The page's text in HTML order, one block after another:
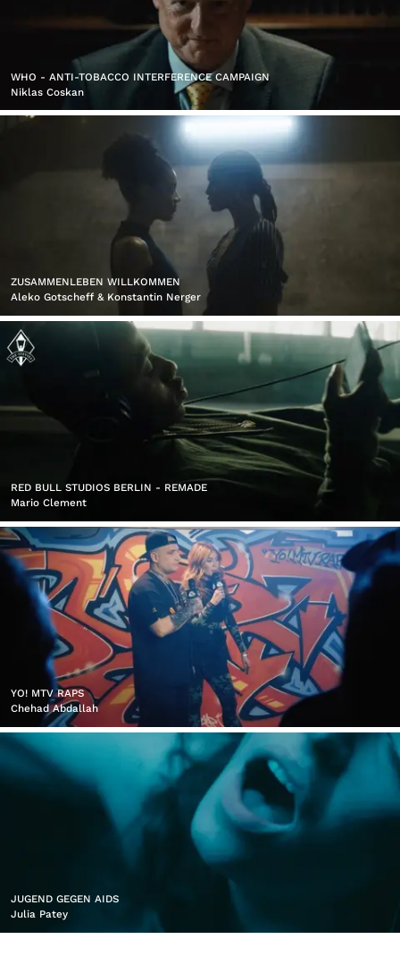
WHO - ANTI-TOBACCO INTERFERENCE CAMPAIGN
Niklas Coskan
ZUSAMMENLEBEN WILLKOMMEN
Aleko Gotscheff & Konstantin Nerger
RED BULL STUDIOS BERLIN - REMADE
Mario Clement
YO! MTV RAPS
Chehad Abdallah
JUGEND GEGEN AIDS
Julia Patey